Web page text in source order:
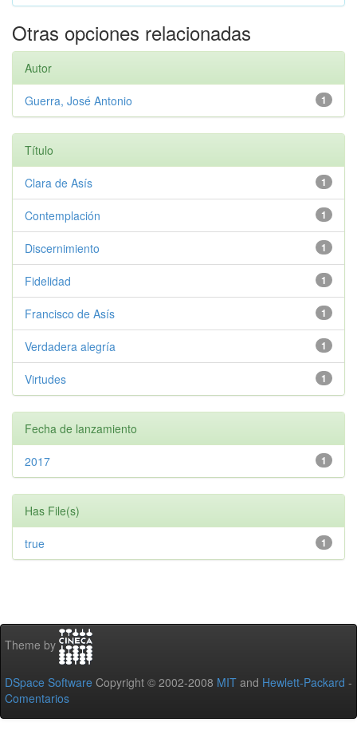
Otras opciones relacionadas
Autor
1
Guerra, José Antonio
Título
1
Clara de Asís
1
Contemplación
1
Discernimiento
1
Fidelidad
1
Francisco de Asís
1
Verdadera alegría
1
Virtudes
Fecha de lanzamiento
1
2017
Has File(s)
1
true
Theme by
DSpace Software Copyright © 2002-2008 MIT and Hewlett-Packard -
Comentarios